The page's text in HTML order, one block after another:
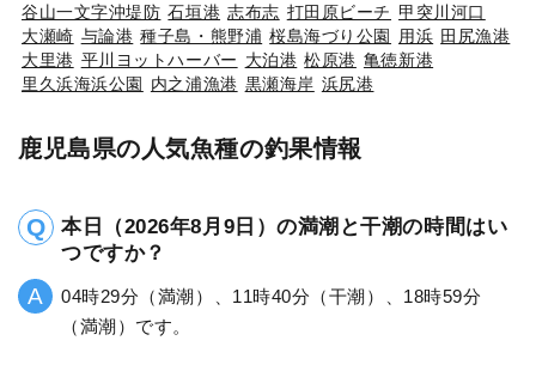
谷山一文字沖堤防 石垣港 志布志 打田原ビーチ 甲突川河口
大瀬崎 与論港 種子島・熊野浦 桜島海づり公園 用浜 田尻漁港
大里港 平川ヨットハーバー 大泊港 松原港 亀徳新港
里久浜海浜公園
内之浦漁港 黒瀬海岸 浜尻港
鹿児島県の人気魚種の釣果情報
本日（2026年8月9日）の満潮と干潮の時間はい
つですか？
04時29分（満潮）、11時40分（干潮）、18時59分
（満潮）です。